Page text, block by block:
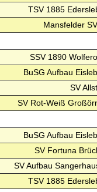
TSV 1885
Mansfelder
SSV 1890
BuSG Aufbau
SV
SV Rot-Weiß
BuSG Aufbau
SV Fortuna
SV Aufbau
TSV 1885